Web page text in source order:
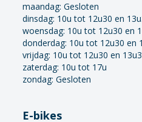
maandag:Gesloten
dinsdag: 10u tot 12u30 en
woensdag: 10u tot 12u30 en
donderdag: 10u tot 12u30 en
vrijdag: 10u tot 12u30 en
zaterdag: 10u tot 17u
zondag: Gesloten
E-bikes